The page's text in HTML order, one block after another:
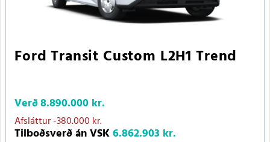
Ford Transit Custom L2H1 Trend
Verð8.890.000 kr.
Afsláttur-380.000 kr.
Tilboðsverð án VSK6.862.903 kr.